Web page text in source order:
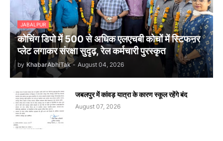
JABALPUR
कोचिंग डिपो में 500 से अधिक एलएचबी कोचों में स्टिफऩर
प्लेट लगाकर संरक्षा सुदृढ़, रेल कर्मचारी पुरस्कृत
by KhabarAbhiTak - August 04, 2026
जबलपुर में कांवड़ यात्रा के कारण स्कूल रहेंगे बंद
August 07, 2026